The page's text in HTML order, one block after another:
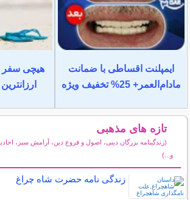
ایمپلنت اقساطی با ضمانت
مادام‌العمر+ 25% تخفیف ویژه
هیچی سفر
تازه های مذهبی
(زندگینامه بزرگان دینی، اصول و فروع دین، آرامش سبز،
و...)
زندگی نامه حضرت شاه چراغ